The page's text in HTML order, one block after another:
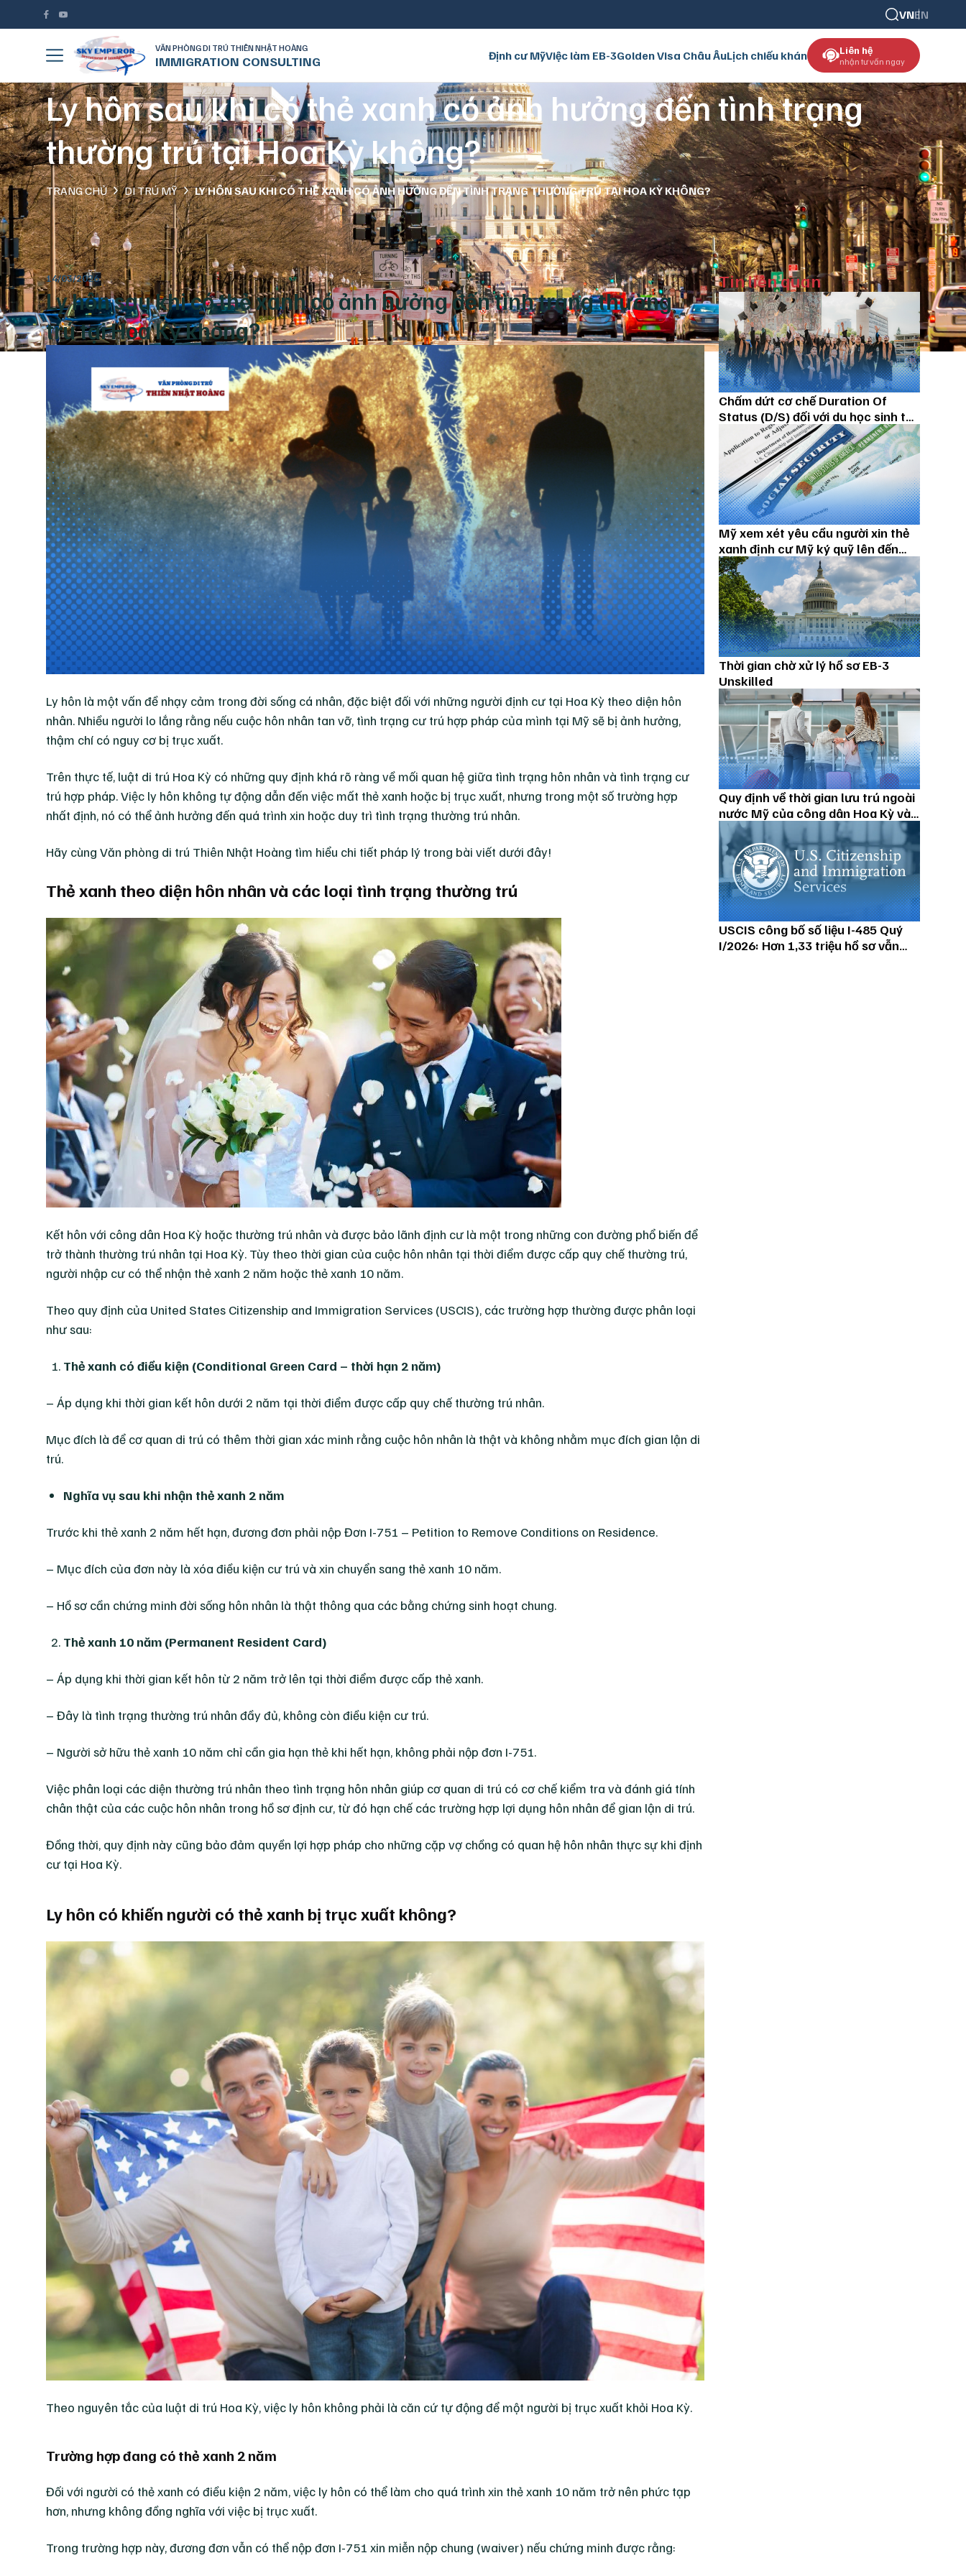
VNEN
VĂN PHÒNG DI TRÚ THIÊN NHẬT HOÀNG
IMMIGRATION CONSULTING Định cư MỹViệc làm EB-3Golden Visa Châu ÂuLịch chiếu khán Liên hệ
nhận tư vấn ngay
Ly hôn sau khi có thẻ xanh có ảnh hưởng đến tình trạng
thường trú tại Hoa Kỳ không?
TRANG CHỦ DI TRÚ MỸ LY HÔN SAU KHI CÓ THẺ XANH CÓ ẢNH HƯỞNG ĐẾN TÌNH TRẠNG THƯỜNG TRÚ TẠI HOA KỲ KHÔNG?
14/03/2026
Ly hôn sau khi có thẻ xanh có ảnh hưởng đến tình trạng thường
trú tại Hoa Kỳ không?
Ly hôn là một vấn đề nhạy cảm trong đời sống cá nhân, đặc biệt đối với những người định cư tại Hoa Kỳ theo diện hôn
nhân. Nhiều người lo lắng rằng nếu cuộc hôn nhân tan vỡ, tình trạng cư trú hợp pháp của mình tại Mỹ sẽ bị ảnh hưởng,
thậm chí có nguy cơ bị trục xuất.
Trên thực tế, luật di trú Hoa Kỳ có những quy định khá rõ ràng về mối quan hệ giữa tình trạng hôn nhân và tình trạng cư
trú hợp pháp. Việc ly hôn không tự động dẫn đến việc mất thẻ xanh hoặc bị trục xuất, nhưng trong một số trường hợp
nhất định, nó có thể ảnh hưởng đến quá trình xin hoặc duy trì tình trạng thường trú nhân.
Hãy cùng Văn phòng di trú Thiên Nhật Hoàng tìm hiểu chi tiết pháp lý trong bài viết dưới đây!
Thẻ xanh theo diện hôn nhân và các loại tình trạng thường trú
Kết hôn với công dân Hoa Kỳ hoặc thường trú nhân và được bảo lãnh định cư là một trong những con đường phổ biến để
trở thành thường trú nhân tại Hoa Kỳ. Tùy theo thời gian của cuộc hôn nhân tại thời điểm được cấp quy chế thường trú,
người nhập cư có thể nhận thẻ xanh 2 năm hoặc thẻ xanh 10 năm.
Theo quy định của United States Citizenship and Immigration Services (USCIS), các trường hợp thường được phân loại
như sau:
Thẻ xanh có điều kiện (Conditional Green Card – thời hạn 2 năm)
– Áp dụng khi thời gian kết hôn dưới 2 năm tại thời điểm được cấp quy chế thường trú nhân.
Mục đích là để cơ quan di trú có thêm thời gian xác minh rằng cuộc hôn nhân là thật và không nhằm mục đích gian lận di
trú.
Nghĩa vụ sau khi nhận thẻ xanh 2 năm
Trước khi thẻ xanh 2 năm hết hạn, đương đơn phải nộp Đơn I-751 – Petition to Remove Conditions on Residence.
– Mục đích của đơn này là xóa điều kiện cư trú và xin chuyển sang thẻ xanh 10 năm.
– Hồ sơ cần chứng minh đời sống hôn nhân là thật thông qua các bằng chứng sinh hoạt chung.
Thẻ xanh 10 năm (Permanent Resident Card)
– Áp dụng khi thời gian kết hôn từ 2 năm trở lên tại thời điểm được cấp thẻ xanh.
– Đây là tình trạng thường trú nhân đầy đủ, không còn điều kiện cư trú.
– Người sở hữu thẻ xanh 10 năm chỉ cần gia hạn thẻ khi hết hạn, không phải nộp đơn I-751.
Việc phân loại các diện thường trú nhân theo tình trạng hôn nhân giúp cơ quan di trú có cơ chế kiểm tra và đánh giá tính
chân thật của các cuộc hôn nhân trong hồ sơ định cư, từ đó hạn chế các trường hợp lợi dụng hôn nhân để gian lận di trú.
Đồng thời, quy định này cũng bảo đảm quyền lợi hợp pháp cho những cặp vợ chồng có quan hệ hôn nhân thực sự khi định
cư tại Hoa Kỳ.
Ly hôn có khiến người có thẻ xanh bị trục xuất không?
Theo nguyên tắc của luật di trú Hoa Kỳ, việc ly hôn không phải là căn cứ tự động để một người bị trục xuất khỏi Hoa Kỳ.
Trường hợp đang có thẻ xanh 2 năm
Đối với người có thẻ xanh có điều kiện 2 năm, việc ly hôn có thể làm cho quá trình xin thẻ xanh 10 năm trở nên phức tạp
hơn, nhưng không đồng nghĩa với việc bị trục xuất.
Trong trường hợp này, đương đơn vẫn có thể nộp đơn I-751 xin miễn nộp chung (waiver) nếu chứng minh được rằng:
Tin liên quan
Chấm dứt cơ chế Duration Of
Status (D/S) đối với du học sinh từ
15/09/2026
Mỹ xem xét yêu cầu người xin thẻ
xanh định cư Mỹ ký quỹ lên đến
100.000 USD
Thời gian chờ xử lý hồ sơ EB-3
Unskilled
Quy định về thời gian lưu trú ngoài
nước Mỹ của công dân Hoa Kỳ và
thường trú nhân
USCIS công bố số liệu I-485 Quý
I/2026: Hơn 1,33 triệu hồ sơ vẫn